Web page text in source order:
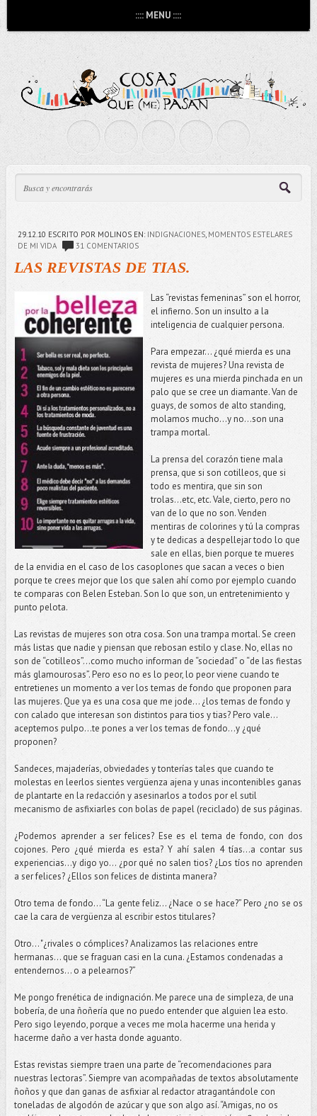
:::: MENU ::::
29.12.10 ESCRITO POR MOLINOS EN: INDIGNACIONES, MOMENTOS ESTELARES
DE MI VIDA
31 COMENTARIOS
LAS REVISTAS DE TIAS.
Las “revistas femeninas” son el horror,
el infierno. Son un insulto a la
inteligencia de cualquier persona.
Para empezar... ¿qué mierda es una
revista de mujeres? Una revista de
mujeres es una mierda pinchada en un
palo que se cree un diamante. Van de
guays, de somos de alto standing,
molamos mucho…y no…son una
trampa mortal.
La prensa del corazón tiene mala
prensa, que si son cotilleos, que si
todo es mentira, que sin son
trolas...etc, etc. Vale, cierto, pero no
van de lo que no son. Venden
mentiras de colorines y tú la compras
y te dedicas a despellejar todo lo que
sale en ellas, bien porque te mueres
de la envidia en el caso de los casoplones que sacan a veces o bien
porque te crees mejor que los que salen ahí como por ejemplo cuando
te comparas con Belen Esteban. Son lo que son, un entretenimiento y
punto pelota.
Las revistas de mujeres son otra cosa. Son una trampa mortal. Se creen
más listas que nadie y piensan que rebosan estilo y clase. No, ellas no
son de “cotilleos”...como mucho informan de “sociedad” o “de las fiestas
más glamourosas”. Pero eso no es lo peor, lo peor viene cuando te
entretienes un momento a ver los temas de fondo que proponen para
las mujeres. Que ya es una cosa que me jode... ¿los temas de fondo y
con calado que interesan son distintos para tios y tias? Pero vale…
aceptemos pulpo…te pones a ver los temas de fondo…y ¿qué
proponen?
Sandeces, majaderías, obviedades y tonterías tales que cuando te
molestas en leerlos sientes vergüenza ajena y unas incontenibles ganas
de plantarte en la redacción y asesinarlos a todos por el sutil
mecanismo de asfixiarles con bolas de papel (reciclado) de sus páginas.
¿Podemos aprender a ser felices? Ese es el tema de fondo, con dos
cojones. Pero ¿qué mierda es esta? Y ahí salen 4 tías…a contar sus
experiencias…y digo yo... ¿por qué no salen tios? ¿Los tíos no aprenden
a ser felices? ¿Ellos son felices de distinta manera?
Otro tema de fondo... “La gente feliz... ¿Nace o se hace?” Pero ¿no se os
cae la cara de vergüenza al escribir estos titulares?
Otro… "¿rivales o cómplices? Analizamos las relaciones entre
hermanas... que se fraguan casi en la cuna. ¿Estamos condenadas a
entendernos... o a pelearnos?”
Me pongo frenética de indignación. Me parece una de simpleza, de una
bobería, de una ñoñería que no puedo entender que alguien lea esto.
Pero sigo leyendo, porque a veces me mola hacerme una herida y
hacerme daño a ver hasta donde aguanto.
Estas revistas siempre traen una parte de “recomendaciones para
nuestras lectoras”. Siempre van acompañadas de textos absolutamente
ñoños y que dan ganas de asfixiar al redactor atragantándole con
toneladas de algodón de azúcar y que son algo así. “Amigas, no os